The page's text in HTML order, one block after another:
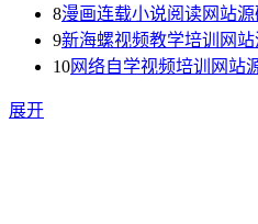
8漫画连载小说阅读网站源
9新海螺视频教学培训网站
10网络自学视频培训网站
展开